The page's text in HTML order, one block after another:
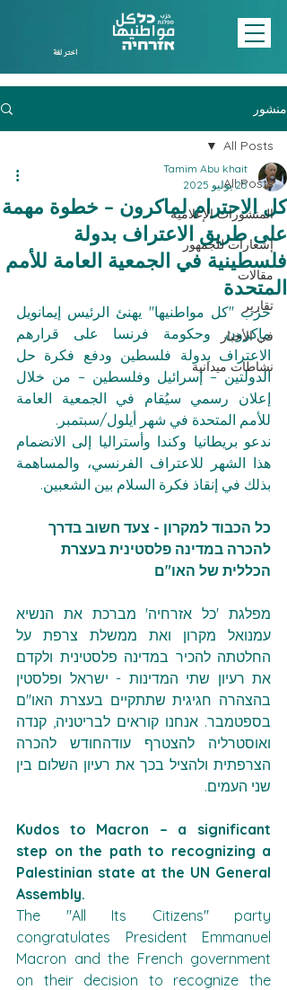
اختر لغة
منشور
All Posts
المنشورات الإعلامية
إشعارات للجمهور
مقالات
تقارير
في الأخبار
نشاطات ميدانية
All Posts
كل الاحترام لماكرون – خطوة مهمة
على طريق الاعتراف بدولة
فلسطينية في الجمعية العامة للأمم
المتحدة
Tamim Abu khait
25 يوليو 2025
للأمم المتحدة في شهر أيلول/سبتمبر.
بذلك في إنقاذ فكرة السلام بين الشعبين.
כל הכבוד למקרון - צעד חשוב בדרך
להכרה במדינה פלסטינית בעצרת
הכללית של האו"ם
שני העמים.
Kudos to Macron – a significant
step on the path to recognizing a
Palestinian state at the UN General
Assembly.
The "All Its Citizens" party
congratulates President Emmanuel
Macron and the French government
on their decision to recognize the